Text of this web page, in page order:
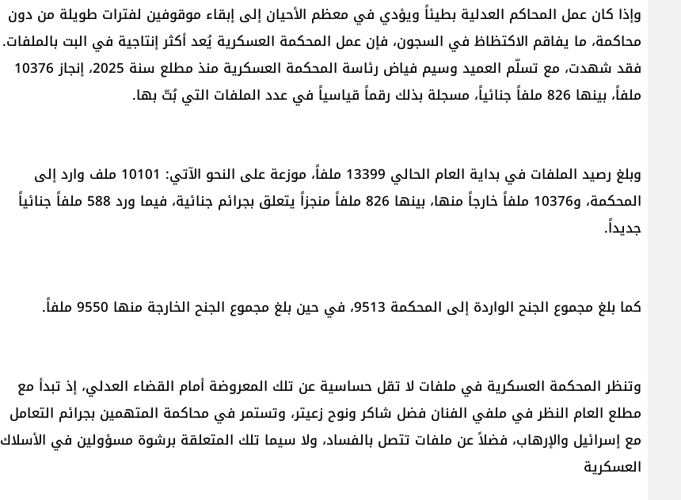
وإذا كان عمل المحاكم العدلية بطيئاً ويؤدي في معظم الأحيان إلى إبقاء موقوفين لفترات طويلة من دون
محاكمة، ما يفاقم الاكتظاظ في السجون، فإن عمل المحكمة العسكرية يُعد أكثر إنتاجية في البت بالملفات.
فقد شهدت، مع تسلّم العميد وسيم فياض رئاسة المحكمة العسكرية منذ مطلع سنة 2025، إنجاز 10376
ملفاً، بينها 826 ملفاً جنائياً، مسجلة بذلك رقماً قياسياً في عدد الملفات التي بُتّ بها.
وبلغ رصيد الملفات في بداية العام الحالي 13399 ملفاً، موزعة على النحو الآتي: 10101 ملف وارد إلى
المحكمة، و10376 ملفاً خارجاً منها، بينها 826 ملفاً منجزاً يتعلق بجرائم جنائية، فيما ورد 588 ملفاً جنائياً
جديداً.
كما بلغ مجموع الجنح الواردة إلى المحكمة 9513، في حين بلغ مجموع الجنح الخارجة منها 9550 ملفاً.
وتنظر المحكمة العسكرية في ملفات لا تقل حساسية عن تلك المعروضة أمام القضاء العدلي، إذ تبدأ مع
مطلع العام النظر في ملفي الفنان فضل شاكر ونوح زعيتر، وتستمر في محاكمة المتهمين بجرائم التعامل
مع إسرائيل والإرهاب، فضلاً عن ملفات تتصل بالفساد، ولا سيما تلك المتعلقة برشوة مسؤولين في الأسلاك
العسكرية